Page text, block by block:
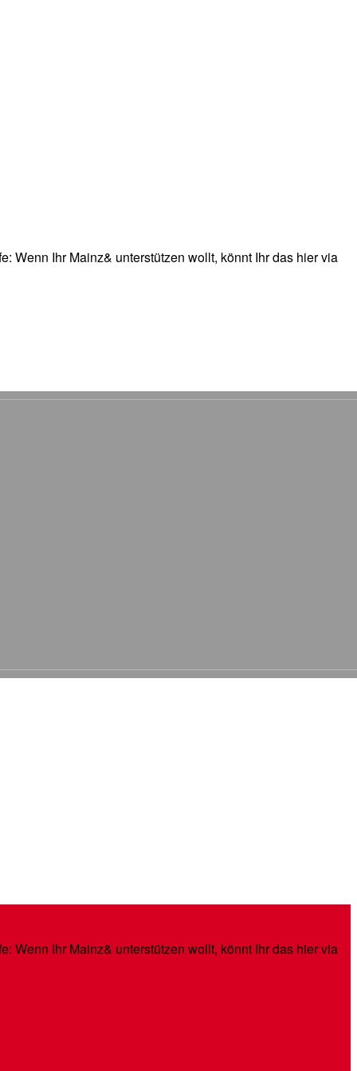
Wenn Ihr Mainz& unterstützen wollt, könnt Ihr das hier via
Wenn Ihr Mainz& unterstützen wollt, könnt Ihr das hier via